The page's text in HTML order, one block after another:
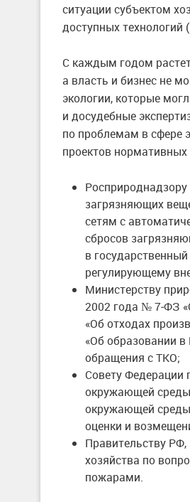
ситуации субъектом
доступных технологий
С каждым годом
а власть и бизнес не
экологии, которые
и досудебные
по проблемам в сфере
проектов
загрязняющих
сетям с
сбросов
в
регулирующему
Министерству
2002 года № 7‑ФЗ
«Об отходах
«Об образовании в
обращения с ТКО;
Совету Федерации
окружающей
окружающей
оценки и
Правительству
хозяйства по
пожарами.